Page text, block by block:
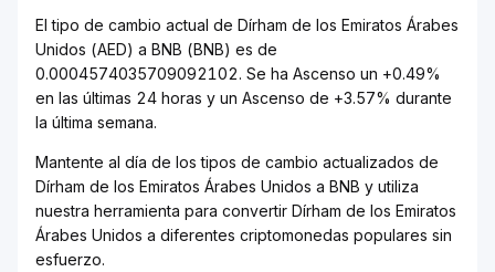
El tipo de cambio actual de Dírham de los Emiratos Árabes
Unidos (AED) a BNB (BNB) es de
0.0004574035709092102. Se ha Ascenso un +0.49%
en las últimas 24 horas y un Ascenso de +3.57% durante
la última semana.
Mantente al día de los tipos de cambio actualizados de
Dírham de los Emiratos Árabes Unidos a BNB y utiliza
nuestra herramienta para convertir Dírham de los Emiratos
Árabes Unidos a diferentes criptomonedas populares sin
esfuerzo.